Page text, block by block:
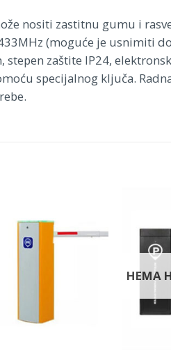
nositi zastitnu gumu i
(moguće je usnimiti
zaštite IP24,
specijalnog ključa.
НЕМА